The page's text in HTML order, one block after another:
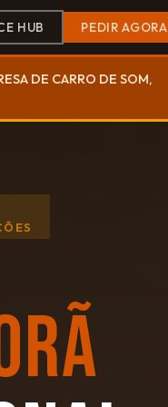
HUB PEDIR AGORA
DE CARRO DE SOM,